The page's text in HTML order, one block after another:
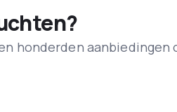
honderden aanbiedingen